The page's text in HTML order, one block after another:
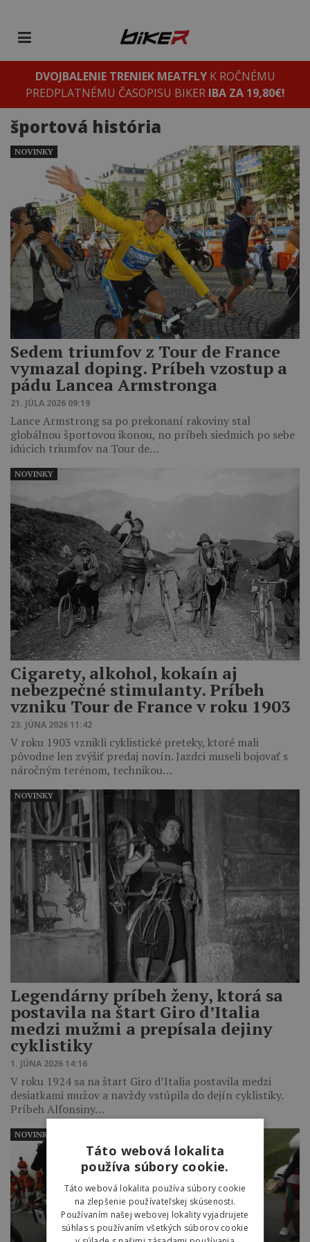
DVOJBALENIE TRENIEK MEATFLYK ROČNÉMU
PREDPLATNÉMU ČASOPISU BIKER IBA ZA 19,80€!
športová história
Sedem triumfov z Tour de France
vymazal doping. Príbeh vzostup a
pádu Lancea Armstronga
21. JÚLA 2026 09:19
Lance Armstrong sa po prekonaní rakoviny stal
globálnou športovou ikonou, no príbeh siedmich po sebe
idúcich triumfov na Tour de…
NOVINKY
Cigarety, alkohol, kokaín aj
nebezpečné stimulanty. Príbeh
vzniku Tour de France v roku 1903
23. JÚNA 2026 11:42
V roku 1903 vznikli cyklistické preteky, ktoré mali
pôvodne len zvýšiť predaj novín. Jazdci museli bojovať s
náročným terénom, technikou…
NOVINKY
Legendárny príbeh ženy, ktorá sa
postavila na štart Giro d’Italia
medzi mužmi a prepísala dejiny
cyklistiky
1. JÚNA 2026 14:16
V roku 1924 sa na štart Giro d’Italia postavila medzi
desiatkami mužov a navždy vstúpila do dejín cyklistiky.
Príbeh Alfonsiny…
NOVINKY
NOVINKY
Táto webová lokalita
používa súbory cookie.
Táto webová lokalita používa súbory cookie
na zlepšenie používateľskej skúsenosti.
Používaním našej webovej lokality vyjadrujete
súhlas s používaním všetkých súborov cookie